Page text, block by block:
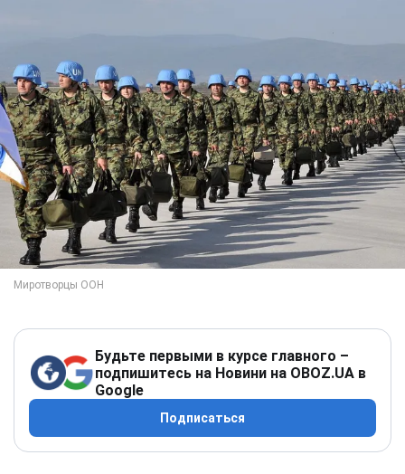
Будьте первыми в курсе главного –
подпишитесь на Новини на OBOZ.UA в
Google
Подписаться